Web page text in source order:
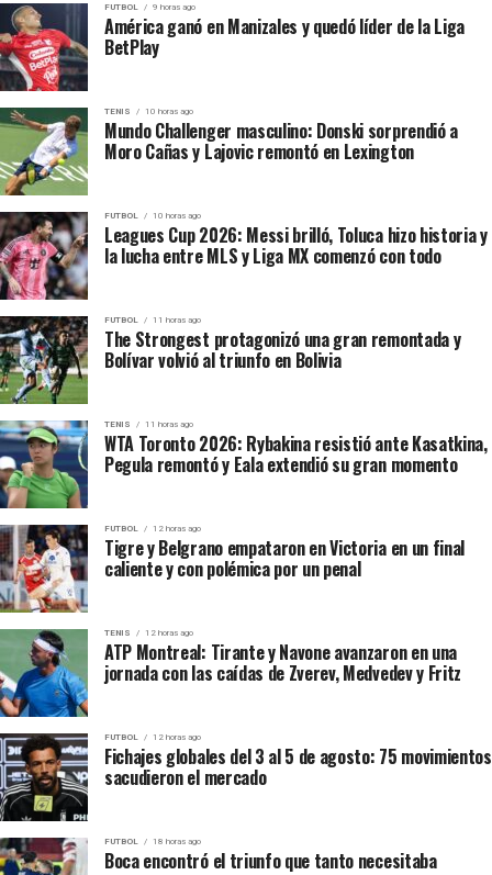
0-1, 71 minutos: Dany Rosero, América de Cali.
Dany Rosero convirtió el único gol del encuentro y llegó
a tres anotaciones en el campeonato. El defensor volvió
a resultar decisivo en el área rival y sostuvo el comienzo
perfecto del conjunto escarlata.
Once Caldas comenzó con mayor
posesión
El conjunto de Manizales intentó controlar la pelota
durante los primeros minutos. Michael Barrios y Andrés
Roa buscaron romper el bloque defensivo de América,
aunque la visita mostró mayor claridad cuando
consiguió recuperar y acelerar.
Rafael Carrascal avisó con un remate desde media
distancia y Yeison Guzmán tuvo una oportunidad clara
al quedar frente al arquero Joan Parra. El
mediocampista intentó definir por encima del
guardameta, pero Parra achicó correctamente.
América comenzó a encontrar espacios mediante las
apariciones de Luis Quiñones, Tilman Palacios y Tomás
Ángel. Once Caldas conservaba la posesión, pero el
conjunto visitante producía las llegadas más profundas.
El VAR anuló un gol de Once Caldas
A los 34 minutos, Juan David Cuesta terminó una buena
acción colectiva y envió la pelota al fondo del arco. Sin
embargo, la jugada fue revisada por el VAR.
FUTBOL 9 horas ago
América ganó en Manizales y quedó líder de la Liga
BetPlay
TENIS 10 horas ago
Mundo Challenger masculino: Donski sorprendió a
Moro Cañas y Lajovic remontó en Lexington
FUTBOL 10 horas ago
Leagues Cup 2026: Messi brilló, Toluca hizo historia y
la lucha entre MLS y Liga MX comenzó con todo
FUTBOL 11 horas ago
The Strongest protagonizó una gran remontada y
Bolívar volvió al triunfo en Bolivia
TENIS 11 horas ago
WTA Toronto 2026: Rybakina resistió ante Kasatkina,
Pegula remontó y Eala extendió su gran momento
FUTBOL 12 horas ago
Tigre y Belgrano empataron en Victoria en un final
caliente y con polémica por un penal
TENIS 12 horas ago
ATP Montreal: Tirante y Navone avanzaron en una
jornada con las caídas de Zverev, Medvedev y Fritz
FUTBOL 12 horas ago
Fichajes globales del 3 al 5 de agosto: 75 movimientos
sacudieron el mercado
FUTBOL 18 horas ago
Boca encontró el triunfo que tanto necesitaba